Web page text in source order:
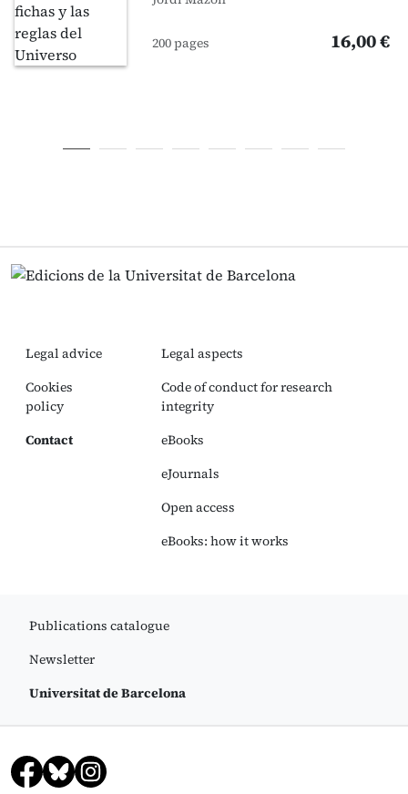
200 pages 16,00 €
Legal advice
Cookies
policy
Contact
Legal aspects
Code of conduct for research
integrity
eBooks
eJournals
Open access
eBooks: how it works
Publications catalogue
Newsletter
Universitat de Barcelona